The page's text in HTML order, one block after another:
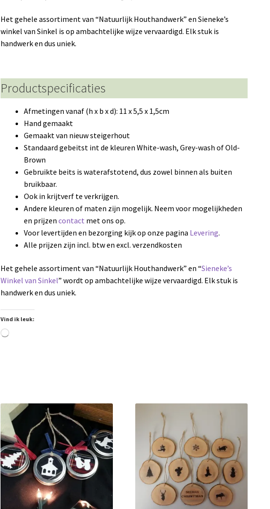
Het gehele assortiment van “Natuurlijk Houthandwerk” en Sieneke’s
winkel van Sinkel is op ambachtelijke wijze vervaardigd. Elk stuk is
handwerk en dus uniek.
Productspecificaties
Afmetingen vanaf (h x b x d): 11 x 5,5 x 1,5cm
Hand gemaakt
Gemaakt van nieuw steigerhout
Standaard gebeitst int de kleuren White-wash, Grey-wash of Old-
Brown
Gebruikte beits is waterafstotend, dus zowel binnen als buiten
bruikbaar.
Ook in krijtverf te verkrijgen.
Andere kleuren of maten zijn mogelijk. Neem voor mogelijkheden
en prijzen contact met ons op.
Voor levertijden en bezorging kijk op onze pagina Levering.
Alle prijzen zijn incl. btw en excl. verzendkosten
Het gehele assortiment van “Natuurlijk Houthandwerk” en “Sieneke’s
Winkel van Sinkel” wordt op ambachtelijke wijze vervaardigd. Elk stuk is
handwerk en dus uniek.
Vind ik leuk:
Aan